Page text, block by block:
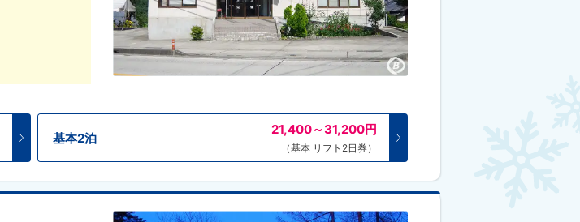
基本2泊
21,400～31,200円
（基本 リフト2日券）